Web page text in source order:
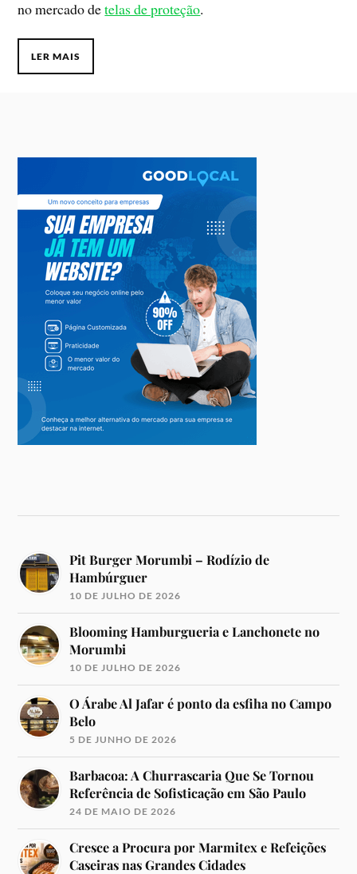
no mercado detelas de proteção.
LER MAIS
Pit Burger Morumbi – Rodízio de
Hambúrguer
10 DE JULHO DE 2026
Blooming Hamburgueria e Lanchonete no
Morumbi
10 DE JULHO DE 2026
O Árabe Al Jafar é ponto da esfiha no Campo
Belo
5 DE JUNHO DE 2026
Barbacoa: A Churrascaria Que Se Tornou
Referência de Sofisticação em São Paulo
24 DE MAIO DE 2026
Cresce a Procura por Marmitex e Refeições
Caseiras nas Grandes Cidades